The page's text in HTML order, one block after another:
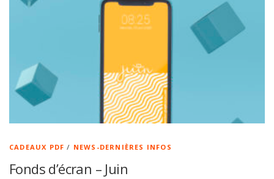
CADEAUX PDF / NEWS-DERNIÈRES INFOS
Fonds d’écran – Juin